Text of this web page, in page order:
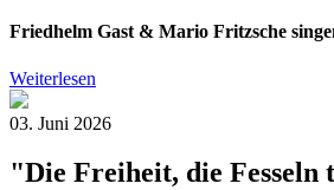
Friedhelm Gast & Mario Fritzsche
Weiterlesen
03. Juni 2026
"Die Freiheit, die Fesseln